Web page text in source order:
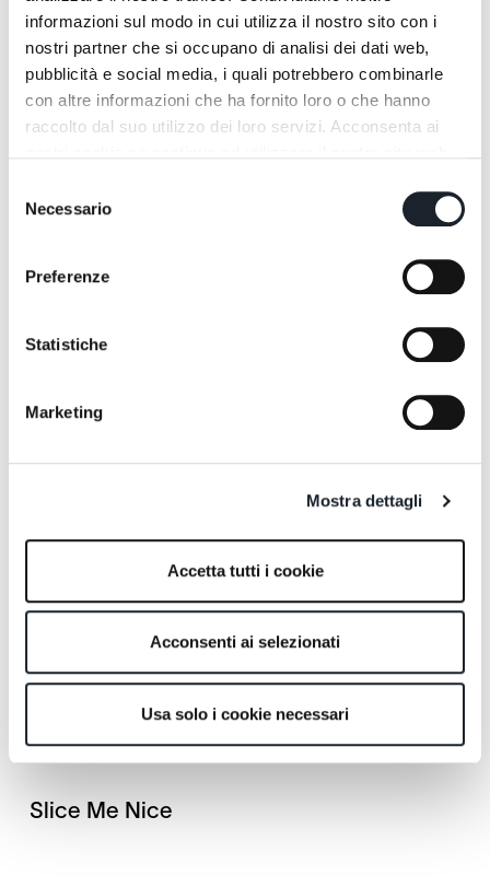
informazioni sul modo in cui utilizza il nostro sito con i
nostri partner che si occupano di analisi dei dati web,
pubblicità e social media, i quali potrebbero combinarle
con altre informazioni che ha fornito loro o che hanno
raccolto dal suo utilizzo dei loro servizi. Acconsenta ai
delNecessario
Preferenze
Statistiche
Marketing
Mostra dettagli
Accetta tutti i cookie
Acconsenti ai selezionati
Usa solo i cookie necessari
ConSlice Me Nice, Studiopepe e Zanotta
linguaggio: la sezione smette di essere ciò
che si nasconde e diventa il tratto che dà
identità all'oggetto, in un equilibrio
Share: Twitter
Correlati
Slice Me Nice